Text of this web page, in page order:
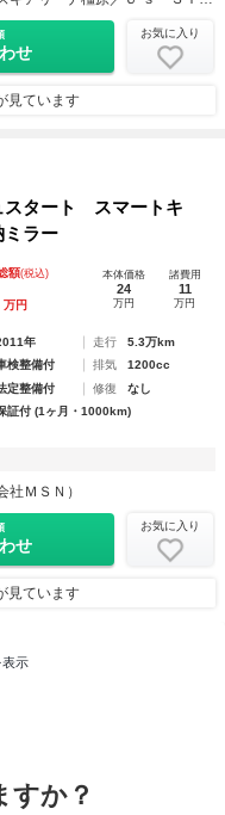
せ
お気に入り
見ています
タート スマートキ
ラー
額(税込)
万円
本体価格
24
万円
諸費用
11
万円
年 走行
5.3万km
検整備付 排気
1200cc
定整備付 修復
なし
証付 (1ヶ月・1000km)
ＭＳＮ）
せ
お気に入り
見ています
表示
すか？